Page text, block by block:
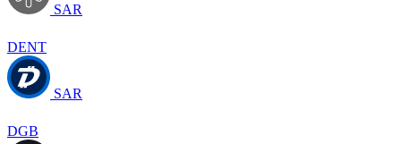
SAR
DENT
SAR
DGB